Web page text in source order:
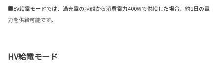
■EV給電モードでは、満充電の状態から消費電力400Wで供給した場合、約1日の電
力を供給可能です。
HV給電モード